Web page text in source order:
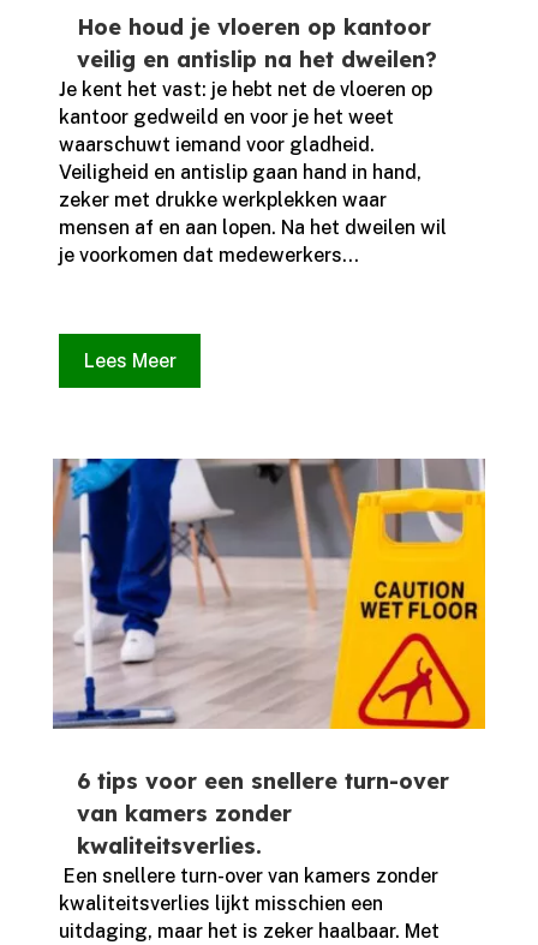
Hoe houd je vloeren op kantoor
veilig en antislip na het dweilen?
Je kent het vast: je hebt net de vloeren op
kantoor gedweild en voor je het weet
waarschuwt iemand voor gladheid.​
Veiligheid en antislip gaan hand in hand,
zeker met drukke werkplekken waar
mensen af en aan lopen.​ Na het dweilen wil
je voorkomen dat medewerkers...
Lees Meer
6 tips voor een snellere turn-over
van kamers zonder
kwaliteitsverlies.
​ Een snellere turn-over van kamers zonder
kwaliteitsverlies lijkt misschien een
uitdaging, maar het is zeker haalbaar.​ Met